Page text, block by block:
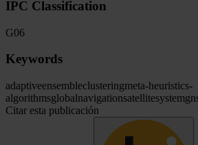
IPC Classification
G06
Keywords
adaptiveensembleclusteringmeta-heuristics-
algorithmsglobalnavigationsatellitesystem
Citar esta publicación